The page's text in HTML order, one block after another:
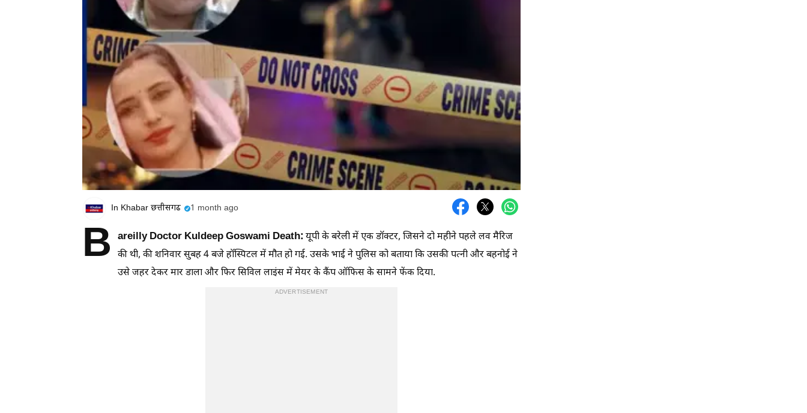
In Khabar छत्तीसगढ 1 month ago
B areilly Doctor Kuldeep Goswami Death:यूपी के बरेली में एक डॉक्टर, जिसने दो महीने पहले लव मैरिज
की थी, की शनिवार सुबह 4 बजे हॉस्पिटल में मौत हो गई. उसके भाई ने पुलिस को बताया कि उसकी पत्नी और बहनोई ने
उसे जहर देकर मार डाला और फिर सिविल लाइंस में मेयर के कैंप ऑफिस के सामने फेंक दिया.
ADVERTISEMENT